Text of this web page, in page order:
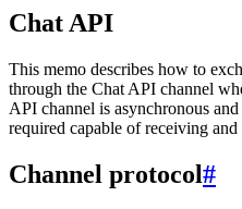
Chat API
This memo describes how to
through the Chat API channel
API channel is asynchronous
required capable of receiving and
Channel protocol#